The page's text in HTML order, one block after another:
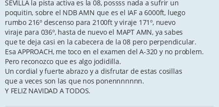
SEVILLA la pista activa es la 08, possss nada a sufrir un
poquitin, sobre el NDB AMN que es el IAF a 6000ft, luego
rumbo 216º descenso para 2100ft y viraje 171º, nuevo
viraje para 036º, hasta de nuevo el MAPT AMN, ya sabes
que te deja casi en la cabecera de la 08 pero perpendicular.
Esa APPROACH, me toco en el examen del A-320 y no problem.
Pero reconozco que es algo jodidilla.
Un cordial y fuerte abrazo y a disfrutar de estas cosillas
que a veces son las que nos ponennnnnnn.
Y FELIZ NAVIDAD A TODOS.